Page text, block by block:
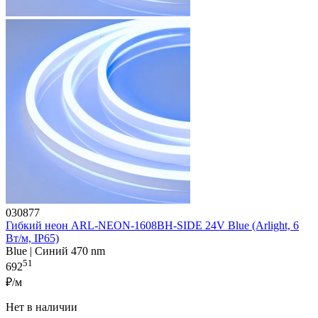
030877
Гибкий неон ARL-NEON-1608BH-SIDE 24V Blue (Arlight, 6
Вт/м, IP65)
Blue | Синий 470 nm
69251
₽/м
Нет в наличии